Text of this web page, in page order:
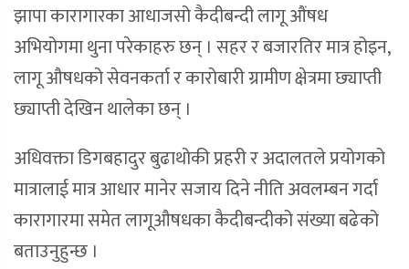
झापा कारागारका आधाजसो कैदीबन्दी लागू औंषध
अभियोगमा थुना परेकाहरु छन् । सहर र बजारतिर मात्र होइन,
लागू औषधको सेवनकर्ता र कारोबारी ग्रामीण क्षेत्रमा छ्याप्ती
छ्याप्ती देखिन थालेका छन् ।
अधिवक्ता डिगबहादुर बुढाथोकी प्रहरी र अदालतले प्रयोगको
मात्रालाई मात्र आधार मानेर सजाय दिने नीति अवलम्बन गर्दा
कारागारमा समेत लागूऔषधका कैदीबन्दीको संख्या बढेको
बताउनुहुन्छ ।